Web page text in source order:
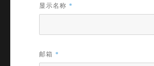
显示名称 *
邮箱 *